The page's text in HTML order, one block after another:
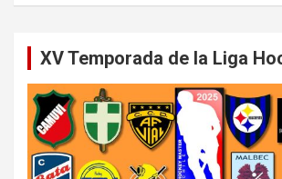
XV Temporada de la Liga